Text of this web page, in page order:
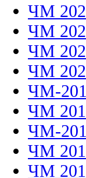
ЧМ
ЧМ
ЧМ
ЧМ
ЧМ-
ЧМ
ЧМ-
ЧМ
ЧМ